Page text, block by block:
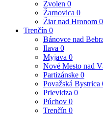
Zvolen 0
Žarnovica 0
Žiar nad Hronom 0
Trenčín 0
Bánovce nad
Ilava 0
Myjava 0
Nové Mesto nad
Partizánske 0
Považská Bystrica
Prievidza 0
Púchov 0
Trenčín 0